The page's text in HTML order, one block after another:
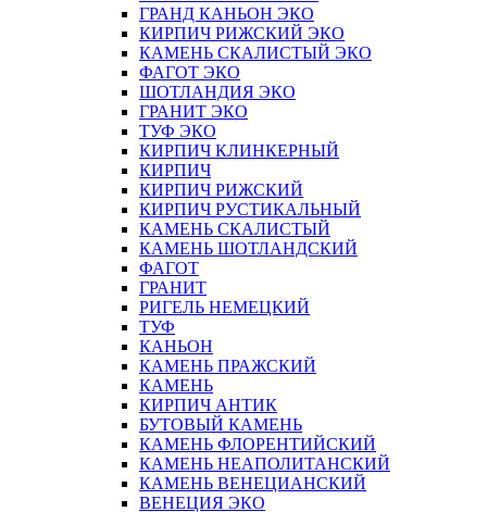
ГРАНД КАНЬОН ЭКО
КИРПИЧ РИЖСКИЙ ЭКО
КАМЕНЬ СКАЛИСТЫЙ ЭКО
ФАГОТ ЭКО
ШОТЛАНДИЯ ЭКО
ГРАНИТ ЭКО
ТУФ ЭКО
КИРПИЧ КЛИНКЕРНЫЙ
КИРПИЧ
КИРПИЧ РИЖСКИЙ
КИРПИЧ РУСТИКАЛЬНЫЙ
КАМЕНЬ СКАЛИСТЫЙ
КАМЕНЬ ШОТЛАНДСКИЙ
ФАГОТ
ГРАНИТ
РИГЕЛЬ НЕМЕЦКИЙ
ТУФ
КАНЬОН
КАМЕНЬ ПРАЖСКИЙ
КАМЕНЬ
КИРПИЧ АНТИК
БУТОВЫЙ КАМЕНЬ
КАМЕНЬ ФЛОРЕНТИЙСКИЙ
КАМЕНЬ НЕАПОЛИТАНСКИЙ
КАМЕНЬ ВЕНЕЦИАНСКИЙ
ВЕНЕЦИЯ ЭКО